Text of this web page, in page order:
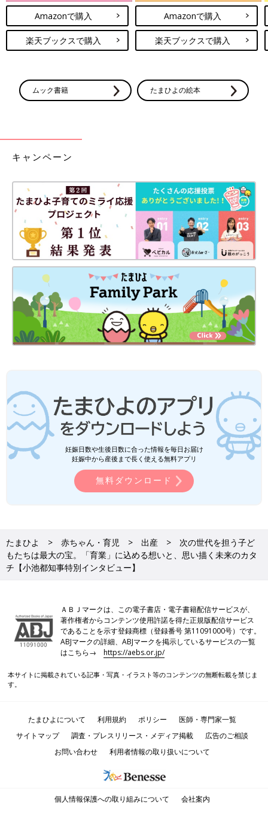
Amazonで購入
楽天ブックスで購入
Amazonで購入
楽天ブックスで購入
ムック書籍 たまひよの絵本
キャンペーン
妊娠日数や生後日数に合った情報を毎日お届け
妊娠中から産後まで長く使える無料アプリ
無料ダウンロード
たまひよ 赤ちゃん・育児 出産
次の世代を担う子ど
もたちは最大の宝。「育業」に込める想いと、思い描く未来のカタ
チ【小池都知事特別インタビュー】
ＡＢＪマークは、この電子書店・電子書籍配信サービスが、
著作権者からコンテンツ使用許諾を得た正規版配信サービス
であることを示す登録商標（登録番号 第11091000号）です。
ABJマークの詳細、ABJマークを掲示しているサービスの一覧
はこちら→https://aebs.or.jp/
本サイトに掲載されている記事・写真・イラスト等のコンテンツの無断転載を禁じま
す。
たまひよについて 利用規約 ポリシー
医師・専門家一覧
サイトマップ
調査・プレスリリース・メディア掲載
広告のご相談
お問い合わせ
利用者情報の取り扱いについて
個人情報保護への取り組みについて 会社案内